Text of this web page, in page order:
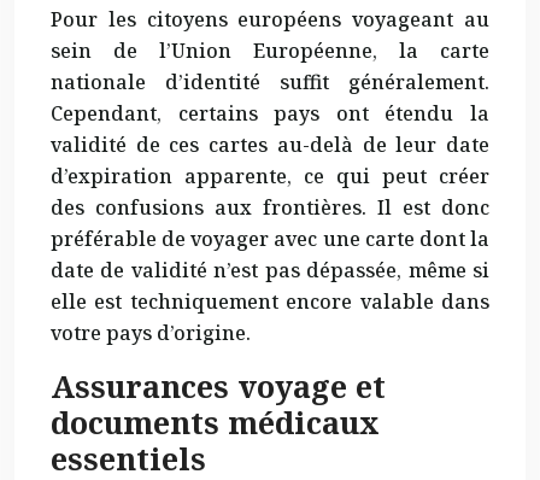
Pour les citoyens européens voyageant au
sein de l’Union Européenne, la carte
nationale d’identité suffit généralement.
Cependant, certains pays ont étendu la
validité de ces cartes au-delà de leur date
d’expiration apparente, ce qui peut créer
des confusions aux frontières. Il est donc
préférable de voyager avec une carte dont la
date de validité n’est pas dépassée, même si
elle est techniquement encore valable dans
votre pays d’origine.
Assurances voyage et
documents médicaux
essentiels